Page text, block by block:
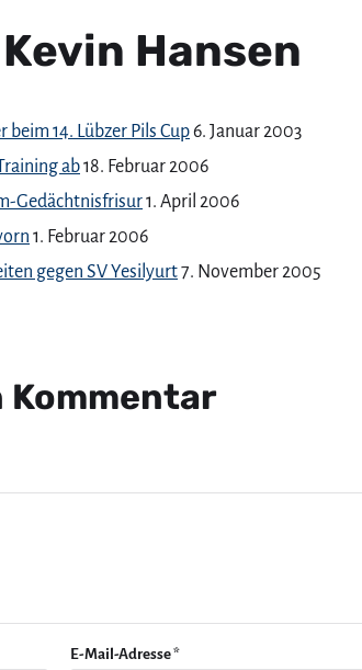
Hansen
beim 14. Lübzer Pils Cup6. Januar 2003
ab18. Februar 2006
Gedächtnisfrisur1. April 2006
1. Februar 2006
gegen SV Yesilyurt7. November 2005
Kommentar
E-Mail-Adresse*